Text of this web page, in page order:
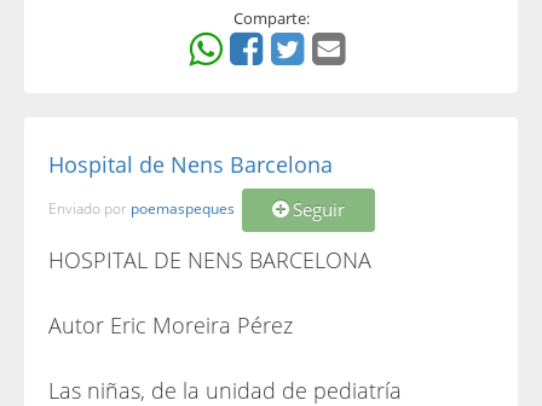
Comparte:
Hospital de Nens Barcelona
Enviado por poemaspeques Seguir
HOSPITAL DE NENS BARCELONA
Autor Eric Moreira Pérez
Las niñas, de la unidad de pediatría